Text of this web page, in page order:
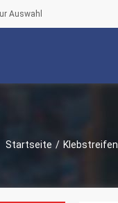
Auswahl
Startseite / Klebstreifen